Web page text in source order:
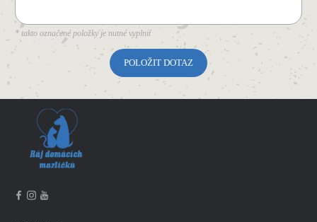
* takto označené položky je nutné vyplnit